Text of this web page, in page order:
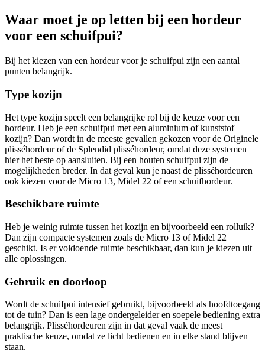
Waar moet je op letten bij een hordeur
voor een schuifpui?
Bij het kiezen van een hordeur voor je schuifpui zijn een aantal
punten belangrijk.
Type kozijn
Het type kozijn speelt een belangrijke rol bij de keuze voor een
hordeur. Heb je een schuifpui met een aluminium of kunststof
kozijn? Dan wordt in de meeste gevallen gekozen voor de Originele
plisséhordeur of de Splendid plisséhordeur, omdat deze systemen
hier het beste op aansluiten. Bij een houten schuifpui zijn de
mogelijkheden breder. In dat geval kun je naast de plisséhordeuren
ook kiezen voor de Micro 13, Midel 22 of een schuifhordeur.
Beschikbare ruimte
Heb je weinig ruimte tussen het kozijn en bijvoorbeeld een rolluik?
Dan zijn compacte systemen zoals de Micro 13 of Midel 22
geschikt. Is er voldoende ruimte beschikbaar, dan kun je kiezen uit
alle oplossingen.
Gebruik en doorloop
Wordt de schuifpui intensief gebruikt, bijvoorbeeld als hoofdtoegang
tot de tuin? Dan is een lage ondergeleider en soepele bediening extra
belangrijk. Plisséhordeuren zijn in dat geval vaak de meest
praktische keuze, omdat ze licht bedienen en in elke stand blijven
staan.